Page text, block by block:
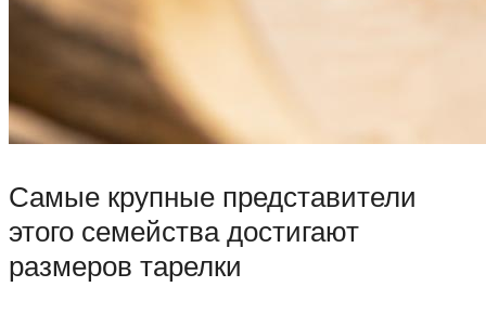
Самые крупные представители
этого семейства достигают
размеров тарелки